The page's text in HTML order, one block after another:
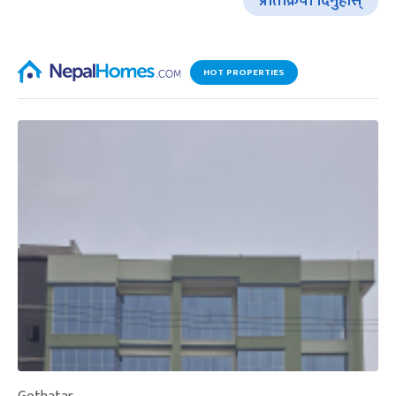
HOT PROPERTIES